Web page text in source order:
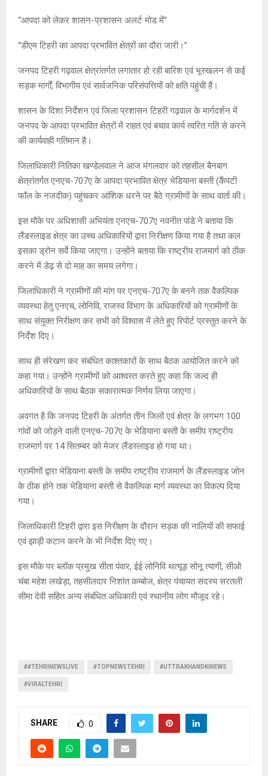
“आपदा को लेकर शासन-प्रशासन अलर्ट मोड में”
“डीएम टिहरी का आपदा प्रभावित क्षेत्रों का दौरा जारी।”
जनपद टिहरी गढ़वाल क्षेत्रांतर्गत लगातार हो रही बारिश एवं भूस्खलन से कई
सड़क मार्गों, विभागीय एवं सार्वजनिक परिसंपत्तियों को क्षति पहुंची हैं।
शासन के दिशा निर्देशन एवं जिला प्रशासन टिहरी गढ़वाल के मार्गदर्शन में
जनपद के आपदा प्रभावित क्षेत्रों में राहत एवं बचाव कार्य त्वरित गति से करने
की कार्यवाही गतिमान है।
जिलाधिकारी नितिका खण्डेलवाल ने आज मंगलवार को तहसील बैनबाग
क्षेत्रांतर्गत एनएच-707ए के आपदा प्रभावित क्षेत्र भेडियाना बस्ती (कैंपटी
फॉल के नजदीक) पहुंचकर आंशिक धरने पर बैठे ग्रामीणों के साथ वार्ता की।
इस मौके पर अधिशासी अभियंता एनएच-707ए नवनीत पांडे ने बताया कि
लैंडस्लाइड क्षेत्र का उच्च अधिकारियों द्वारा निरीक्षण किया गया है तथा कल
इसका ड्रोन सर्वे किया जाएगा। उन्होंने बताया कि राष्ट्रीय राजमार्ग को ठीक
करने में डेढ़ से दो माह का समय लगेगा।
जिलाधिकारी ने ग्रामीणों की मांग पर एनएच-707ए के बनने तक वैकल्पिक
व्यवस्था हेतु एनएच, लोनिवि, राजस्व विभाग के अधिकारियों को ग्रामीणों के
साथ संयुक्त निरीक्षण कर सभी को विश्वास में लेते हुए रिपोर्ट प्रस्तुत करने के
निर्देश दिए।
साथ ही संरेखण कर संबंधित काश्तकारों के साथ बैठक आयोजित करने को
कहा गया। उन्होंने ग्रामीणों को आश्वस्त करते हुए कहा कि जल्द ही
अधिकारियों के साथ बैठक सकारात्मक निर्णय लिया जाएगा।
अवगत है कि जनपद टिहरी के अंतर्गत तीन जिलों एवं क्षेत्र के लगभग 100
गांवों को जोड़ने वाली एनएच-707ए के भेडियाना बस्ती के समीप राष्ट्रीय
राजमार्ग पर 14 सितम्बर को मेजर लैंडस्लाइड हो गया था।
ग्रामीणों द्वारा भेडियाना बस्ती के समीप राष्ट्रीय राजमार्ग के लैंडस्लाइड जोन
के ठीक होने तक भेडियाना बस्ती से वैकल्पिक मार्ग व्यवस्था का विकल्प दिया
गया।
जिलाधिकारी टिहरी द्वारा इस निरीक्षण के दौरान सड़क की नालियों की सफाई
एवं झाड़ी कटान करने के भी निर्देश दिए गए।
इस मौके पर ब्लॉक प्रमुख सीता पंवार, ईई लोनिवि थत्यूड़ सोनू त्यागी, सीओ
चंबा महेश लखेड़ा, तहसीलदार निशांत कम्बोज, क्षेत्र पंचायत सदस्य सरतली
सीमा देवी सहित अन्य संबंधित अधिकारी एवं स्थानीय लोग मौजूद रहे।
##TEHRINEWSLIVE #TOPNEWSTEHRI #UTTRAKHANDKINEWS
#VIRALTEHRI
SHARE 0